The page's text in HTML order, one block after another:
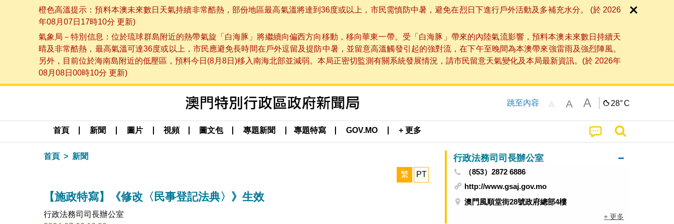
橙色高溫提示：預料本澳未來數日天氣持續非常酷熱，部份地區最高氣溫將達到36度或以上，市民需慎防中暑，避免在烈日下進行戶外活動及多補充水分。 (於 2026
年08月07日17時10分 更新)
氣象局－特別信息：位於琉球群島附近的熱帶氣旋「白海豚」將繼續向偏西方向移動，移向華東一帶。受「白海豚」帶來的內陸氣流影響，預料本澳未來數日持續天
晴及非常酷熱，最高氣溫可達36度或以上，市民應避免長時間在戶外逗留及提防中暑，並留意高溫觸發引起的強對流，在下午至晚間為本澳帶來強雷雨及強烈陣風。
另外，目前位於海南島附近的低壓區，預料今日(8月8日)移入南海北部並減弱。本局正密切監測有關系統發展情況，請市民留意天氣變化及本局最新資訊。(於 2026年
08月08日00時10分 更新)
跳至內容 A A A 28°C
首頁 新聞 圖片 視頻 圖文包 專題新聞 專題特寫 GOV.MO + 更多
首頁 新聞
繁 PT
【施政特寫】《修改〈民事登記法典〉》生效
行政法務司司長辦公室
行政法務司司長辦公室
（853）2872 6886
http://www.gsaj.gov.mo
澳門風順堂街28號政府總部4樓
+ 更多